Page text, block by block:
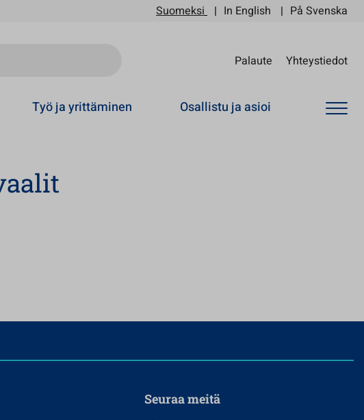
Suomeksi In English På Svenska
Palaute Yhteystiedot
Työ ja yrittäminen Osallistu ja asioi
Seuraa meitä